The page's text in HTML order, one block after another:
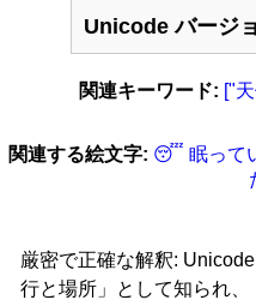
Unicode バージ
関連キーワード: ["
関連する絵文字: 😴 眠って
厳密で正確な解釈:
行と場所」として知られ